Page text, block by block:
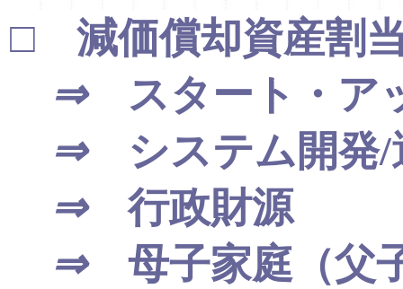
□ 減価償却資産割
⇒
スタート・ア
⇒
システム開発
⇒
行政財源
⇒
母子家庭（父